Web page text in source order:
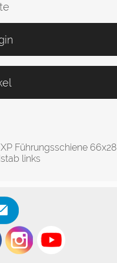
Führungsschiene 66x28
links